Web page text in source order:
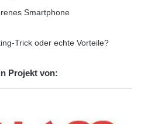
Smartphone
Trick oder echte Vorteile?
Projekt von: